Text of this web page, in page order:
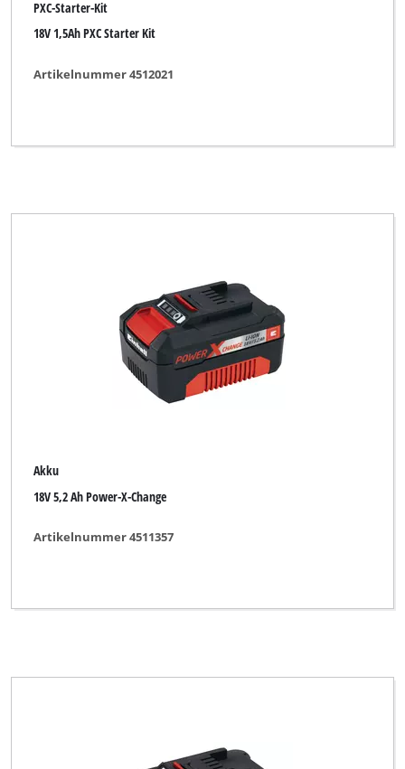
PXC-Starter-Kit
18V 1,5Ah PXC Starter Kit
Artikelnummer 4512021
Akku
18V 5,2 Ah Power-X-Change
Artikelnummer 4511357